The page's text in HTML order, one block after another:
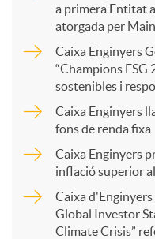
r
a primera Entitat
atorgada per
Caixa Enginyers
“Champions ESG
sostenibles i
Caixa Enginyers
fons de renda fixa
Caixa Enginyers
inflació superior
Caixa d'Enginyers
Global Investor
Climate Crisis”